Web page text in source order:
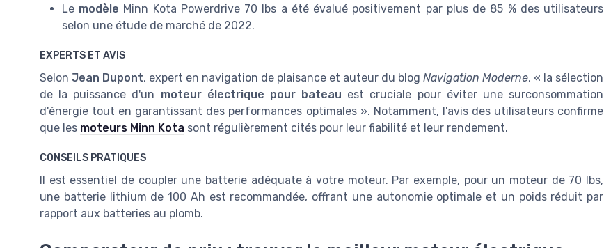
Le modèle Minn Kota Powerdrive 70 lbs a été évalué positivement par plus de 85 % des utilisateurs
selon une étude de marché de 2022.
EXPERTS ET AVIS
Selon Jean Dupont, expert en navigation de plaisance et auteur du blog Navigation Moderne, « la sélection
de la puissance d'un moteur électrique pour bateau est cruciale pour éviter une surconsommation
d'énergie tout en garantissant des performances optimales ». Notamment, l'avis des utilisateurs confirme
que les moteurs Minn Kota sont régulièrement cités pour leur fiabilité et leur rendement.
CONSEILS PRATIQUES
Il est essentiel de coupler une batterie adéquate à votre moteur. Par exemple, pour un moteur de 70 lbs,
une batterie lithium de 100 Ah est recommandée, offrant une autonomie optimale et un poids réduit par
rapport aux batteries au plomb.